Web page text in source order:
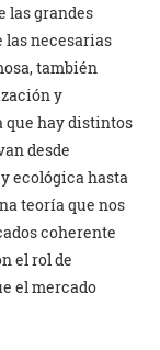
las grandes
las necesarias
también
y
que hay distintos
desde
ecológica hasta
teoría que nos
coherente
el rol de
el mercado